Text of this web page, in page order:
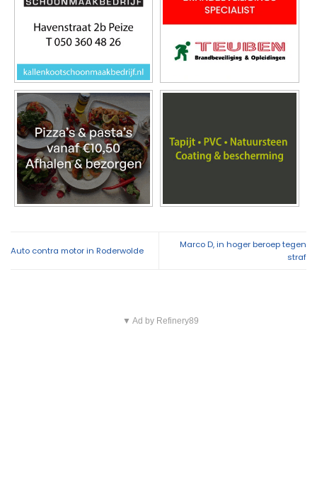
Auto contra motor in Roderwolde
Marco D, in hoger beroep tegen
straf
▼ Ad by Refinery89